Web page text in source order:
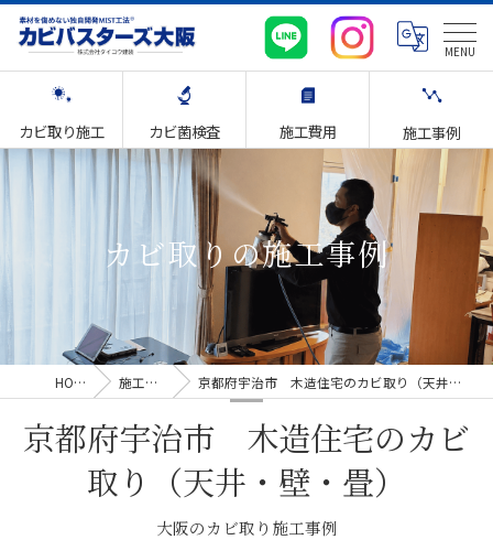
カビ取り施工 カビ菌検査 施工費用 施工事例
カビ取りの施工事例
HOME 施工事例 京都府宇治市 木造住宅のカビ取り（天井・壁・畳）
大阪のカビ取り施工事例
京都府宇治市 木造住宅のカビ
取り（天井・壁・畳）